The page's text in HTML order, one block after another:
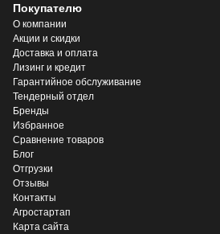
Покупателю
О компании
Акции и скидки
Доставка и оплата
Лизинг и кредит
Гарантийное обслуживание
Тендерный отдел
Бренды
Избранное
Сравнение товаров
Блог
Отгрузки
Отзывы
Контакты
Агростартап
Карта сайта